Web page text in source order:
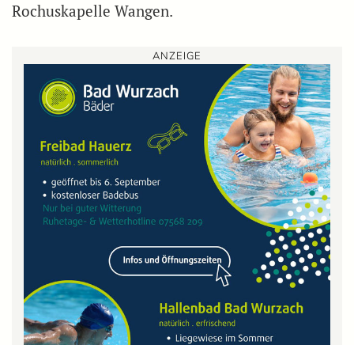
Rochuskapelle Wangen.
ANZEIGE